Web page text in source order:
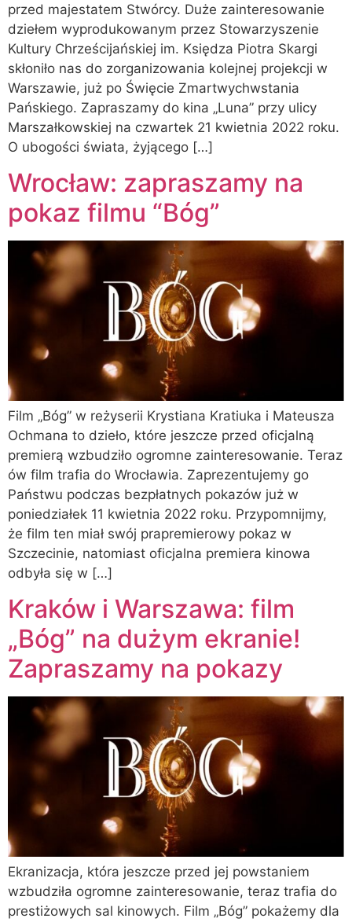
przed majestatem Stwórcy. Duże zainteresowanie
dziełem wyprodukowanym przez Stowarzyszenie
Kultury Chrześcijańskiej im. Księdza Piotra Skargi
skłoniło nas do zorganizowania kolejnej projekcji w
Warszawie, już po Święcie Zmartwychwstania
Pańskiego. Zapraszamy do kina „Luna” przy ulicy
Marszałkowskiej na czwartek 21 kwietnia 2022 roku.
O ubogości świata, żyjącego […]
Wrocław: zapraszamy na
pokaz filmu “Bóg”
Film „Bóg” w reżyserii Krystiana Kratiuka i Mateusza
Ochmana to dzieło, które jeszcze przed oficjalną
premierą wzbudziło ogromne zainteresowanie. Teraz
ów film trafia do Wrocławia. Zaprezentujemy go
Państwu podczas bezpłatnych pokazów już w
poniedziałek 11 kwietnia 2022 roku. Przypomnijmy,
że film ten miał swój prapremierowy pokaz w
Szczecinie, natomiast oficjalna premiera kinowa
odbyła się w […]
Kraków i Warszawa: film
„Bóg” na dużym ekranie!
Zapraszamy na pokazy
Ekranizacja, która jeszcze przed jej powstaniem
wzbudziła ogromne zainteresowanie, teraz trafia do
prestiżowych sal kinowych. Film „Bóg” pokażemy dla